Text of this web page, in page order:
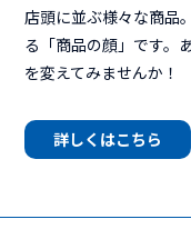
店頭に並ぶ様々な商品
る「商品の顔」です。
を変えてみませんか！
詳しくはこちら